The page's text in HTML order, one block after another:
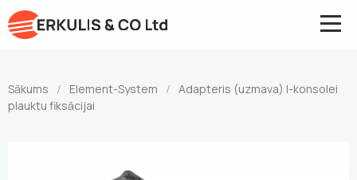
Sākums / Element-System /
Adapteris (uzmava) I-konsolei
plauktu fiksācijai